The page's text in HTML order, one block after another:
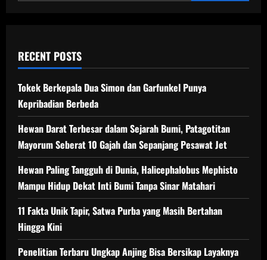
RECENT POSTS
Tokek Berkepala Dua Simon dan Garfunkel Punya
Kepribadian Berbeda
Hewan Darat Terbesar dalam Sejarah Bumi, Patagotitan
Mayorum Seberat 10 Gajah dan Sepanjang Pesawat Jet
Hewan Paling Tangguh di Dunia, Halicephalobus Mephisto
Mampu Hidup Dekat Inti Bumi Tanpa Sinar Matahari
11 Fakta Unik Tapir, Satwa Purba yang Masih Bertahan
Hingga Kini
Penelitian Terbaru Ungkap Anjing Bisa Bersikap Layaknya